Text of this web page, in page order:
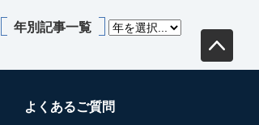
年別記事一覧
よくあるご質問